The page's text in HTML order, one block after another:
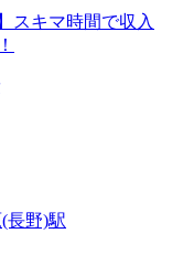
スキマ時間で収入
長野)駅